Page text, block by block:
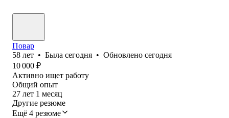
Повар
58 лет • Была сегодня • Обновлено сегодня
10 000 ₽
Активно ищет работу
Общий опыт
27 лет 1 месяц
Другие резюме
Ещё 4 резюме